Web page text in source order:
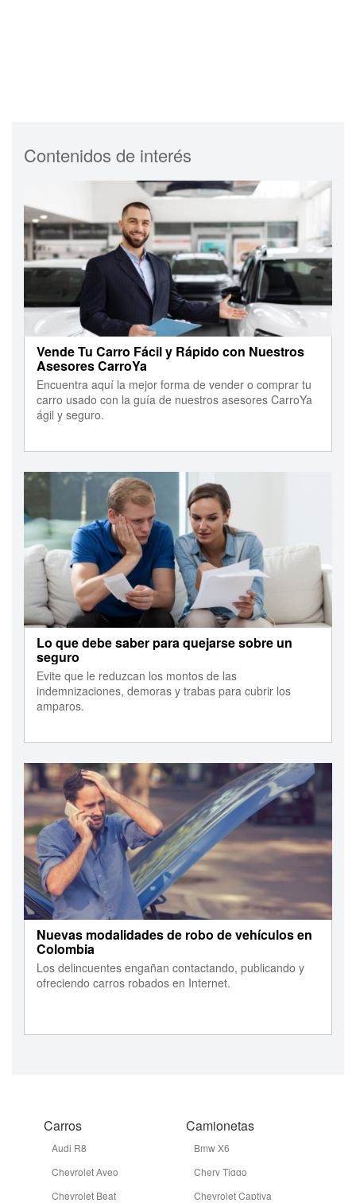
Contenidos de interés
Vende Tu Carro Fácil y Rápido con Nuestros
Asesores CarroYa
Encuentra aquí la mejor forma de vender o comprar tu
carro usado con la guía de nuestros asesores CarroYa
ágil y seguro.
Lo que debe saber para quejarse sobre un
seguro
Evite que le reduzcan los montos de las
indemnizaciones, demoras y trabas para cubrir los
amparos.
Nuevas modalidades de robo de vehículos en
Colombia
Los delincuentes engañan contactando, publicando y
ofreciendo carros robados en Internet.
Carros
Audi R8
Chevrolet Aveo
Chevrolet Beat
Camionetas
Bmw X6
Chery Tiggo
Chevrolet Captiva